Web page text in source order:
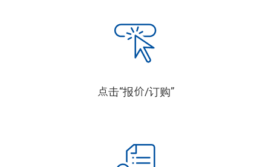
点击“报价/订购”